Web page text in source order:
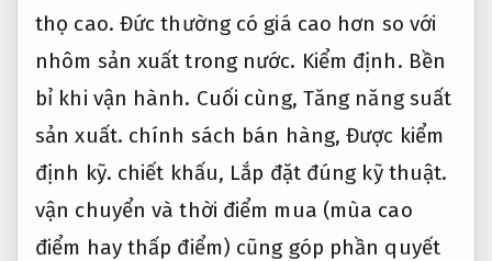
thọ cao. Đức thường có giá cao hơn so với
nhôm sản xuất trong nước. Kiểm định. Bền
bỉ khi vận hành. Cuối cùng, Tăng năng suất
sản xuất. chính sách bán hàng,Được kiểm
định kỹ. chiết khấu, Lắp đặt đúng kỹ thuật.
vận chuyển và thời điểm mua (mùa cao
điểm hay thấp điểm) cũng góp phần quyết